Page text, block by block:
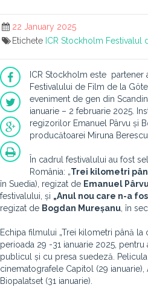
22 January 2025
Etichete ICR Stockholm Festivalul
ICR Stockholm este
Festivalului de Film de la
eveniment de gen din
ianuarie – 2 februarie 2025.
regizorilor Emanuel Pârvu și
producătoarei Miruna
În cadrul festivalului au fost
România: „Trei kilometri
în Suedia), regizat de Emanuel
festivalului, și „Anul nou care n-a
regizat de Bogdan Mureșanu , în
Echipa filmului „Trei kilometri până la
perioada 29 -31 ianuarie 2025,
publicul și cu presa suedeză.
cinematografele Capitol (29 ianuarie),
Biopalatset (31 ianuarie).